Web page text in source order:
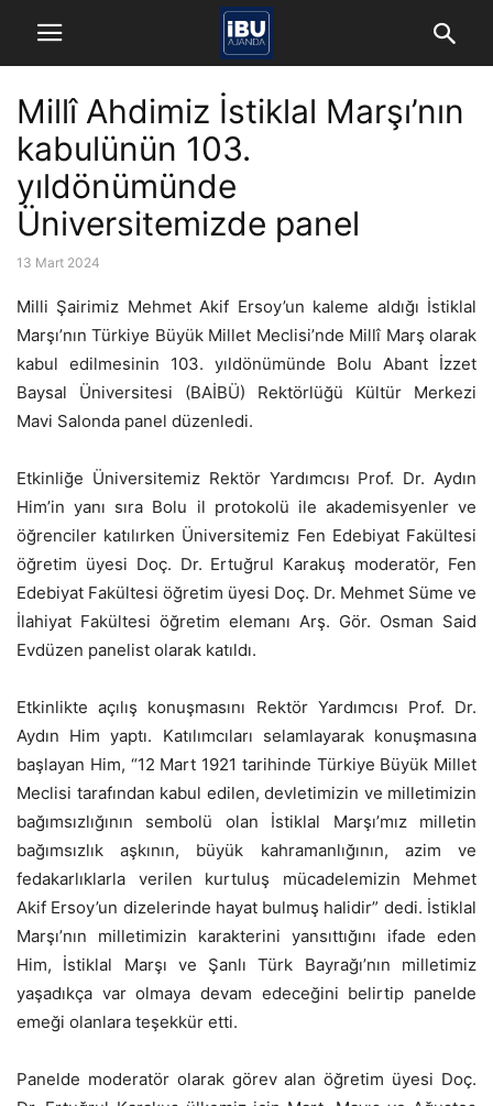
Millî Ahdimiz İstiklal Marşı’nın
kabulünün 103.
yıldönümünde
Üniversitemizde panel
13 Mart 2024
Milli Şairimiz Mehmet Akif Ersoy’un kaleme aldığı İstiklal
Marşı’nın Türkiye Büyük Millet Meclisi’nde Millî Marş olarak
kabul edilmesinin 103. yıldönümünde Bolu Abant İzzet
Baysal Üniversitesi (BAİBÜ) Rektörlüğü Kültür Merkezi
Mavi Salonda panel düzenledi.
Etkinliğe Üniversitemiz Rektör Yardımcısı Prof. Dr. Aydın
Him’in yanı sıra Bolu il protokolü ile akademisyenler ve
öğrenciler katılırken Üniversitemiz Fen Edebiyat Fakültesi
öğretim üyesi Doç. Dr. Ertuğrul Karakuş moderatör, Fen
Edebiyat Fakültesi öğretim üyesi Doç. Dr. Mehmet Süme ve
İlahiyat Fakültesi öğretim elemanı Arş. Gör. Osman Said
Evdüzen panelist olarak katıldı.
Etkinlikte açılış konuşmasını Rektör Yardımcısı Prof. Dr.
Aydın Him yaptı. Katılımcıları selamlayarak konuşmasına
başlayan Him, “12 Mart 1921 tarihinde Türkiye Büyük Millet
Meclisi tarafından kabul edilen, devletimizin ve milletimizin
bağımsızlığının sembolü olan İstiklal Marşı’mız milletin
bağımsızlık aşkının, büyük kahramanlığının, azim ve
fedakarlıklarla verilen kurtuluş mücadelemizin Mehmet
Akif Ersoy’un dizelerinde hayat bulmuş halidir” dedi. İstiklal
Marşı’nın milletimizin karakterini yansıttığını ifade eden
Him, İstiklal Marşı ve Şanlı Türk Bayrağı’nın milletimiz
yaşadıkça var olmaya devam edeceğini belirtip panelde
emeği olanlara teşekkür etti.
Panelde moderatör olarak görev alan öğretim üyesi Doç.